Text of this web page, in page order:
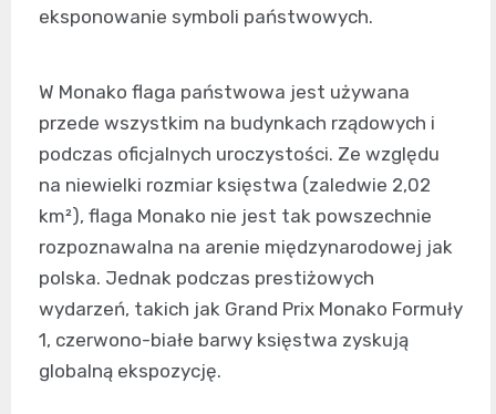
eksponowanie symboli państwowych.
W Monako flaga państwowa jest używana
przede wszystkim na budynkach rządowych i
podczas oficjalnych uroczystości. Ze względu
na niewielki rozmiar księstwa (zaledwie 2,02
km²), flaga Monako nie jest tak powszechnie
rozpoznawalna na arenie międzynarodowej jak
polska. Jednak podczas prestiżowych
wydarzeń, takich jak Grand Prix Monako Formuły
1, czerwono-białe barwy księstwa zyskują
globalną ekspozycję.